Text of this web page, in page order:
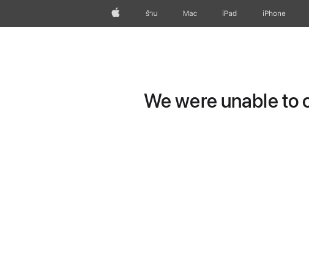
Appleร้าน Mac iPad iPhone
We were unable to